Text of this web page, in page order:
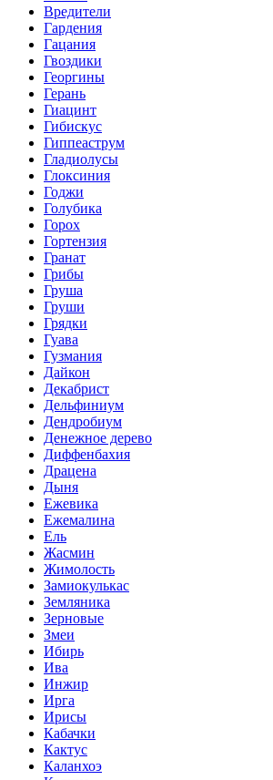
Вредители
Гардения
Гацания
Гвоздики
Георгины
Герань
Гиацинт
Гибискус
Гиппеаструм
Гладиолусы
Глоксиния
Годжи
Голубика
Горох
Гортензия
Гранат
Грибы
Груша
Груши
Грядки
Гуава
Гузмания
Дайкон
Декабрист
Дельфиниум
Дендробиум
Денежное дерево
Диффенбахия
Драцена
Дыня
Ежевика
Ежемалина
Ель
Жасмин
Жимолость
Замиокулькас
Земляника
Зерновые
Змеи
Ибирь
Ива
Инжир
Ирга
Ирисы
Кабачки
Кактус
Каланхоэ